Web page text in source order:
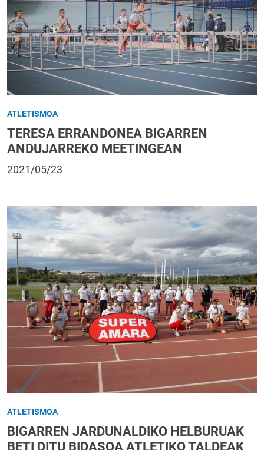
ATLETISMOA
TERESA ERRANDONEA BIGARREN
ANDUJARREKO MEETINGEAN
2021/05/23
ATLETISMOA
BIGARREN JARDUNALDIKO HELBURUAK
BETI DITU BIDASOA ATLETIKO TALDEAK